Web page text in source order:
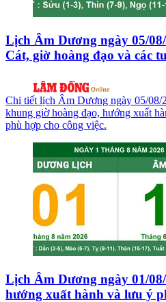
Lịch Âm Dương ngày 05/
Cát, giờ hoàng đạo và các
Chi tiết lịch Âm Dương ngày 05/08/
khung giờ hoàng đạo, hướng xuất
phù hợp cho công việc.
Lịch Âm Dương ngày 01/
hướng xuất hành và lưu ý